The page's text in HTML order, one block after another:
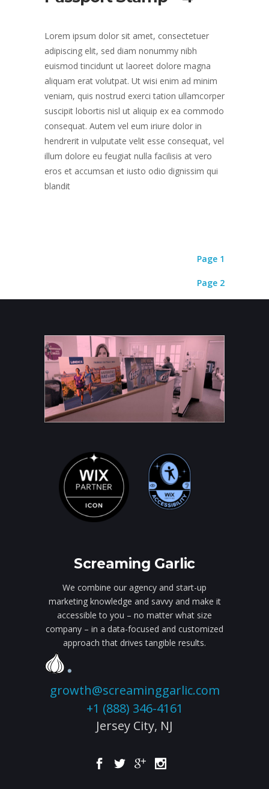
Lorem ipsum dolor sit amet, consectetuer
adipiscing elit, sed diam nonummy nibh
euismod tincidunt ut laoreet dolore magna
aliquam erat volutpat. Ut wisi enim ad minim
veniam, quis nostrud exerci tation ullamcorper
suscipit lobortis nisl ut aliquip ex ea commodo
consequat. Autem vel eum iriure dolor in
hendrerit in vulputate velit esse consequat, vel
illum dolore eu feugiat nulla facilisis at vero
eros et accumsan et iusto odio dignissim qui
blandit
Page 1
Page 2
Screaming Garlic
We combine our agency and start-up
marketing knowledge and savvy and make it
accessible to you – no matter what size
company – in a data-focused and customized
approach that drives tangible results.
growth@screaminggarlic.com
+1 (888) 346-4161
Jersey City, NJ